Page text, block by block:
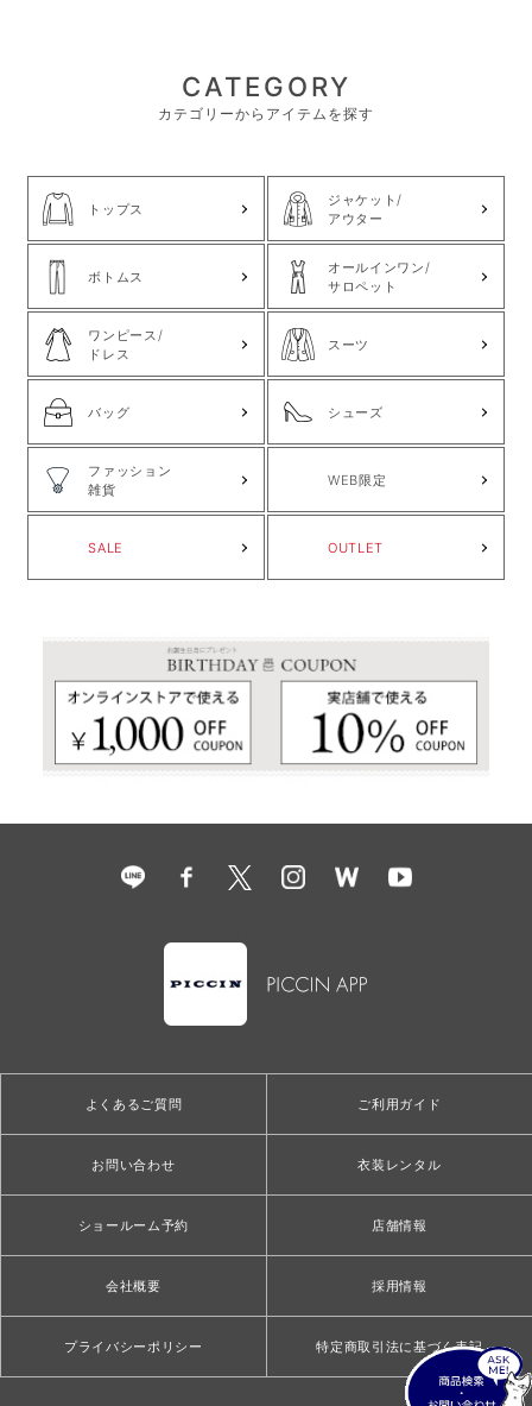
CATEGORY
カテゴリーからアイテムを探す
トップス
ジャケット/
アウター
ボトムス
オールインワン/
サロペット
ワンピース/
ドレス
スーツ
バッグ シューズ
ファッション
雑貨
WEB限定
SALE OUTLET
よくあるご質問 ご利用ガイド
お問い合わせ 衣装レンタル
ショールーム予約 店舗情報
会社概要 採用情報
プライバシーポリシー 特定商取引法に基づく表記